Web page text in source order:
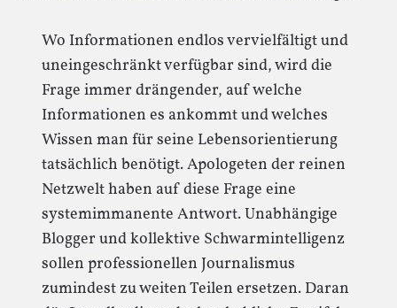
Wo Informationen endlos vervielfältigt und
uneingeschränkt verfügbar sind, wird die
Frage immer drängender, auf welche
Informationen es ankommt und welches
Wissen man für seine Lebensorientierung
tatsächlich benötigt. Apologeten der reinen
Netzwelt haben auf diese Frage eine
systemimmanente Antwort. Unabhängige
Blogger und kollektive Schwarmintelligenz
sollen professionellen Journalismus
zumindest zu weiten Teilen ersetzen. Daran